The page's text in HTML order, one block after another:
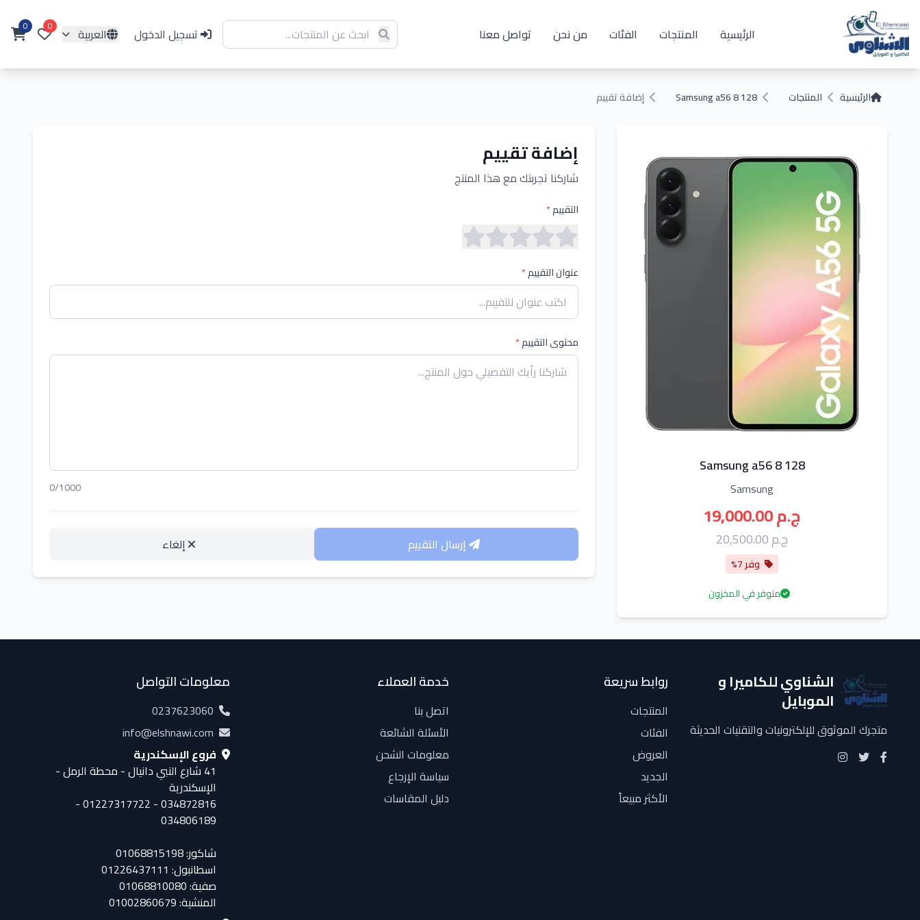
الرئيسية المنتجات الفئات من نحن تواصل معنا تسجيل الدخول العربية 0
0
الرئيسية المنتجات Samsung a56 8 128 إضافة تقييم
Samsung a56 8 128
Samsung
19,000.00 ج.م
20,500.00 ج.م
وفر 7%
متوفر في المخزون
إضافة تقييم
شاركنا تجربتك مع هذا المنتج
التقييم*
عنوان التقييم*
محتوى التقييم*
0/1000
إلغاء
الشناوي للكاميرا و
الموبايل
متجرك الموثوق للإلكترونيات والتقنيات الحديثة
روابط سريعة
المنتجات
الفئات
العروض
الجديد
الأكثر مبيعاً
خدمة العملاء
اتصل بنا
الأسئلة الشائعة
معلومات الشحن
سياسة الإرجاع
دليل المقاسات
معلومات التواصل
0237623060
info@elshnawi.com
فروع الإسكندرية
41 شارع النبي دانيال - محطة الرمل -
الإسكندرية
034872816 - 01227317722 -
034806189
شاكور: 01068815198
اسطانبول: 01226437111
صفية: 01068810080
المنشية: 01002860679